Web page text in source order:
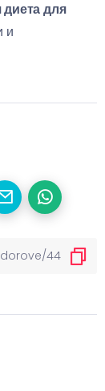
диета для
и